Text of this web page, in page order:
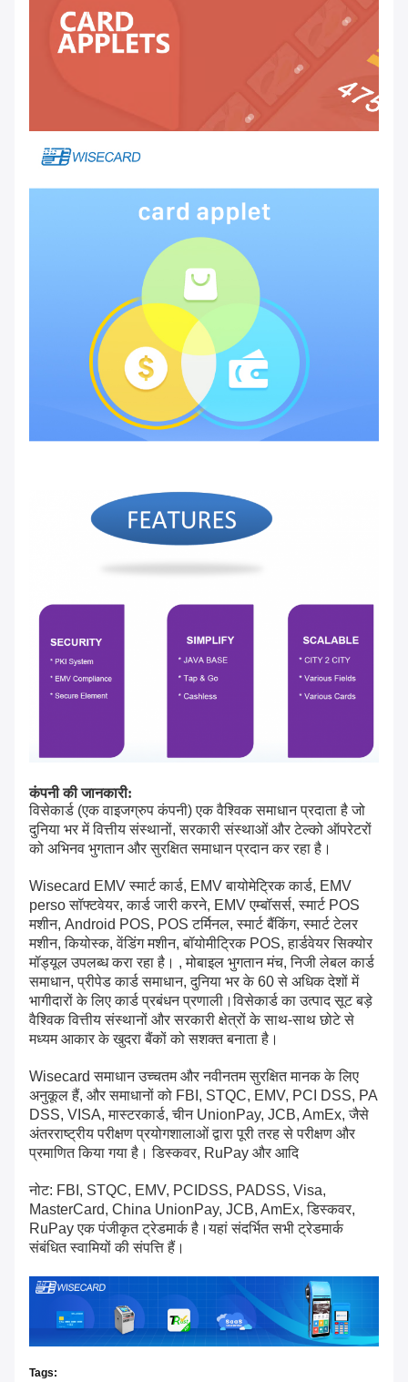
कंपनी की जानकारी:
विसेकार्ड (एक वाइजग्रुप कंपनी) एक वैश्विक समाधान प्रदाता है जो
दुनिया भर में वित्तीय संस्थानों, सरकारी संस्थाओं और टेल्को ऑपरेटरों
को अभिनव भुगतान और सुरक्षित समाधान प्रदान कर रहा है।
Wisecard EMV स्मार्ट कार्ड, EMV बायोमेट्रिक कार्ड, EMV
perso सॉफ्टवेयर, कार्ड जारी करने, EMV एम्बॉसर्स, स्मार्ट POS
मशीन, Android POS, POS टर्मिनल, स्मार्ट बैंकिंग, स्मार्ट टेलर
मशीन, कियोस्क, वेंडिंग मशीन, बॉयोमीट्रिक POS, हार्डवेयर सिक्योर
मॉड्यूल उपलब्ध करा रहा है। , मोबाइल भुगतान मंच, निजी लेबल कार्ड
समाधान, प्रीपेड कार्ड समाधान, दुनिया भर के 60 से अधिक देशों में
भागीदारों के लिए कार्ड प्रबंधन प्रणाली।विसेकार्ड का उत्पाद सूट बड़े
वैश्विक वित्तीय संस्थानों और सरकारी क्षेत्रों के साथ-साथ छोटे से
मध्यम आकार के खुदरा बैंकों को सशक्त बनाता है।
Wisecard समाधान उच्चतम और नवीनतम सुरक्षित मानक के लिए
अनुकूल हैं, और समाधानों को FBI, STQC, EMV, PCI DSS, PA
DSS, VISA, मास्टरकार्ड, चीन UnionPay, JCB, AmEx, जैसे
अंतरराष्ट्रीय परीक्षण प्रयोगशालाओं द्वारा पूरी तरह से परीक्षण और
प्रमाणित किया गया है। डिस्कवर, RuPay और आदि
नोट: FBI, STQC, EMV, PCIDSS, PADSS, Visa,
MasterCard, China UnionPay, JCB, AmEx, डिस्कवर,
RuPay एक पंजीकृत ट्रेडमार्क है।यहां संदर्भित सभी ट्रेडमार्क
संबंधित स्वामियों की संपत्ति हैं।
Tags: